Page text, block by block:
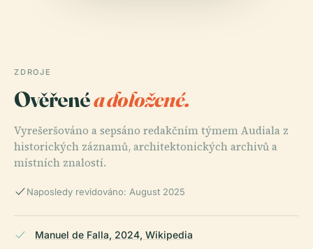
ZDROJE
Ověřenéa doložené.
Vyrešeršováno a sepsáno redakčním týmem Audiala z
historických záznamů, architektonických archivů a
místních znalostí.
Naposledy revidováno: August 2025
Manuel de Falla, 2024, Wikipedia